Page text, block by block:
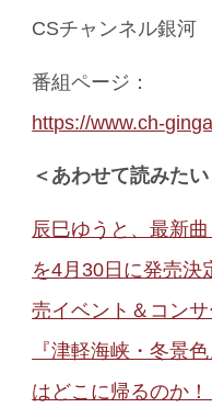
CSチャンネル銀河
番組ページ：
https://www.ch-
＜あわせて読みたい
辰巳ゆうと、最新
を4月30日に発売
売イベント＆コン
『津軽海峡・冬景
はどこに帰るのか